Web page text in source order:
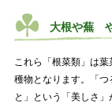
大根や蕪
これら「根菜類」は
穫物となります。「
と」という「美しさ